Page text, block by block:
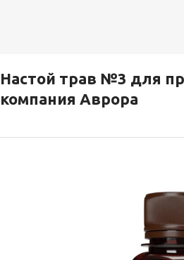
Настой трав №3 для
компания Аврора